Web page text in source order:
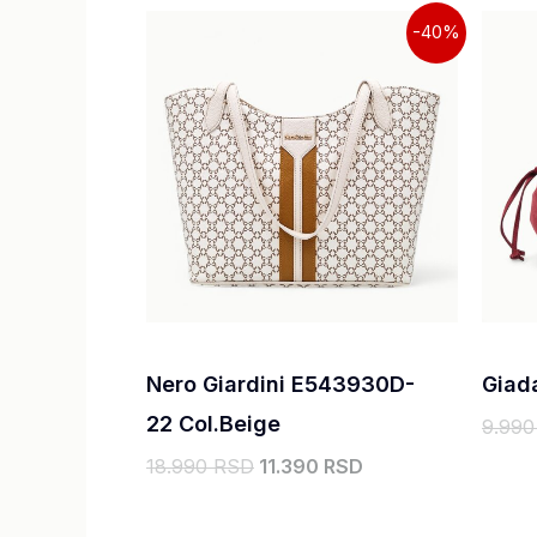
-40%
Nero Giardini E543930D-
22 Col.Beige
18.990 RSD
18.990,00 RSD.
11.390 RSD
Trenutna
cena
11.390,00 RSD.